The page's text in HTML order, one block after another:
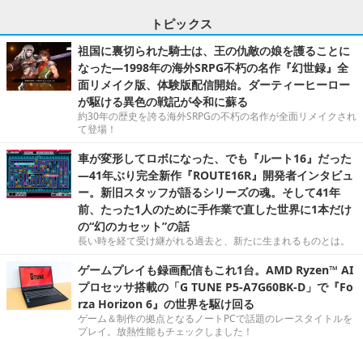
トピックス
祖国に裏切られた騎士は、王の仇敵の娘を護ることに
なった―1998年の海外SRPG不朽の名作『幻世録』全
面リメイク版、体験版配信開始。ダーティーヒーロー
が駆ける異色の戦記が令和に蘇る
約30年の歴史を誇る海外SRPGの不朽の名作が全面リメイクされ
て登場！
車が変形してロボになった、でも『ルート16』だった
―41年ぶり完全新作『ROUTE16R』開発者インタビュ
ー。新旧スタッフが語るシリーズの魂。そして41年
前、たった1人のために手作業で直した世界に1本だけ
の“幻のカセット”の話
長い時を経て受け継がれる過去と、新たに生まれるものとは。
ゲームプレイも録画配信もこれ1台。AMD Ryzen™ AI
プロセッサ搭載の「G TUNE P5-A7G60BK-D」で『Fo
rza Horizon 6』の世界を駆け回る
ゲーム＆制作の拠点となるノートPCで話題のレースタイトルを
プレイ。放熱性能もチェックしました！